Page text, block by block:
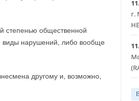
степенью общественной
виды нарушений, либо вообще
другому и, возможно,
г.
к запуску в 2025 году.
В декабре они планируют
самолет будет оснащен
описанная в 1968 году